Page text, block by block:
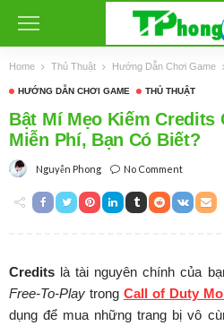
Home Thủ Thuật Hướng Dẫn Chơi Game
HƯỚNG DẪN CHƠI GAME THỦ THUẬT
Bật Mí Mẹo Kiếm Credits
Miễn Phí, Bạn Có Biết?
Nguyễn Phong No Comment
Credits là tài nguyên chính của
Free-To-Play trong Call of Duty
dụng để mua những trang bị vô